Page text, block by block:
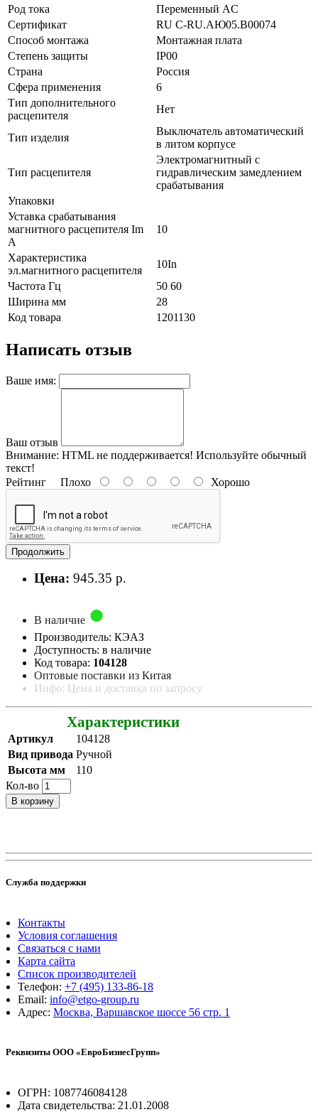
Род тока
Переменный AC
Сертификат
RU C-RU.АЮ05.B00074
Способ монтажа
Монтажная плата
Степень защиты
IP00
Страна
Россия
Сфера применения
6
Тип дополнительного
расцепителя
Нет
Тип изделия
Выключатель автоматический
в литом корпусе
Тип расцепителя
Электромагнитный с
гидравлическим замедлением
срабатывания
Упаковки
Уставка срабатывания
магнитного расцепителя Im
А
10
Характеристика
эл.магнитного расцепителя
10In
Частота Гц
50 60
Ширина мм
28
Код товара
1201130
Написать отзыв
Ваше имя:
Ваш отзыв
Внимание: HTML не поддерживается! Используйте обычный
текст!
Рейтинг Плохо Хорошо
Продолжить
Цена: 945.35 р.
В наличие
Производитель: КЭАЗ
Доступность: в наличие
Код товара: 104128
Оптовые поставки из Китая
Инфо: Цена и доставка по запросу
Характеристики
Артикул
104128
Вид привода Ручной
Высота мм
110
Кол-во
В корзину
Служба поддержки
Контакты
Условия соглашения
Связаться с нами
Карта сайта
Список производителей
Телефон: +7 (495) 133-86-18
Email: info@etgo-group.ru
Адрес: Москва, Варшавское шоссе 56 стр. 1
Реквизиты ООО «ЕвроБизнесГрупп»
ОГРН: 1087746084128
Дата свидетельства: 21.01.2008